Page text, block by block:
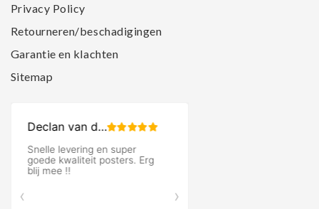
Privacy Policy
Retourneren/beschadigingen
Garantie en klachten
Sitemap